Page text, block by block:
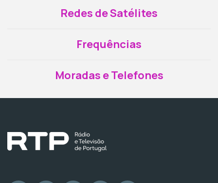
Redes de Satélites
Frequências
Moradas e Telefones